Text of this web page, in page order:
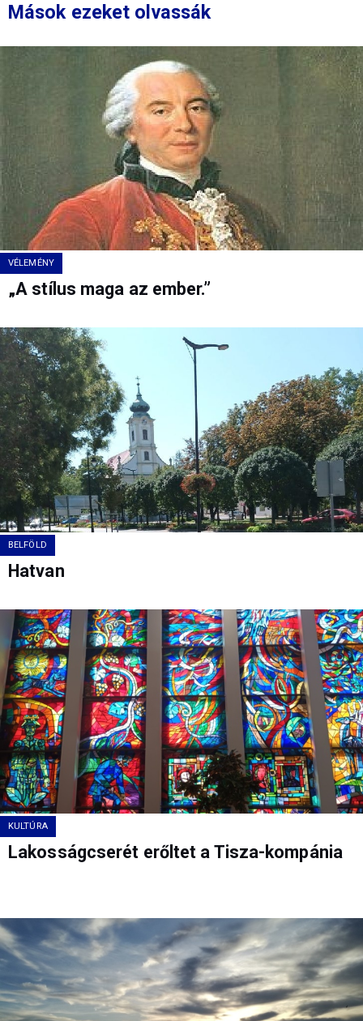
Mások ezeket olvassák
VÉLEMÉNY
„A stílus maga az ember.”
BELFÖLD
Hatvan
KULTÚRA
Lakosságcserét erőltet a Tisza-kompánia